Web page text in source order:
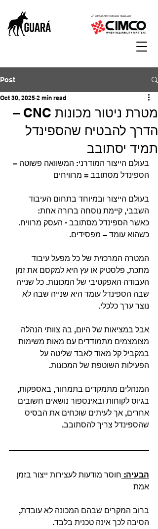
Post
מטרת ניטור מכונות CNC –
הדרך להבטיח שהספינדל
תמיד יסתובב
Oct 30, 2025 2 min read
בעולם הייצור המודרני: המשוואה פשוטה –
הספינדל מסתובב = מרוויחים
בעולם הייצור ובמיוחד בתחום העיבוד
השבבי, קיימת נוסחה ברורה אחת:
כאשר הספינדל מסתובב - העסק מרוויח.
כשהוא עומד – מפסידים.
המטרה המרכזית של כל מפעל עיבוד
מתכת, פלסטיק או עץ היא למקסם את זמן
העבודה האפקטיבי של המכונות. כל שנייה
שבה הספינדל עומד היא שנייה שבה לא
נוצר ערך כלכלי.
אבל במציאות של היום, בה צוותי הנהלה
מצומצמים מתמודדים עם מאות משימות
במקביל קל מאוד לאבד שליטה על
הפעילות השוטפת של המכונות.
המנהלים מתמקדים בתמחור, באספקות,
בגיוס לקוחות ובאינספור נושאים חשובים
אחרים, אך לעיתים שוכחים את הבסיס
שהספינדל צריך להסתובב.
הבעיה: חוסר מודעות לעצירות ייצור בזמן
אמת
ברוב המקרים שבהם המכונה לא עובדת,
הסיבה לכך אינה טכנית בלבד.